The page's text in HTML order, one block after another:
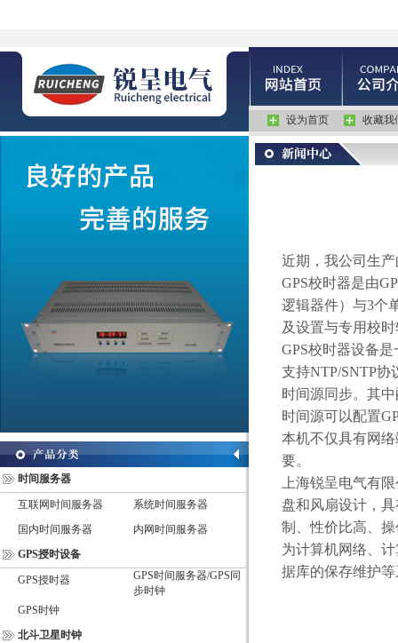
设为首页 收藏我
时间服务器
互联网时间服务器
系统时间服务器
国内时间服务器
内网时间服务器
GPS授时设备
GPS授时器
GPS时间服务器/GPS同
步时钟
GPS时钟
北斗卫星时钟
近期，我公司生产
GPS校时器是由
逻辑器件）与3个
及设置与专用校
GPS校时器设备是
支持NTP/SNTP协
时间源同步。其中
时间源可以配置
本机不仅具有网
要。
上海锐呈电气有
盘和风扇设计，
制、性价比高、
为计算机网络、
据库的保存维护